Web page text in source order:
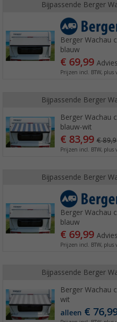
Bijpassende Berger
Berger Wachau
blauw
€ 69,99
Prijzen incl. BTW, plus
Bijpassende Berger
Berger Wachau
blauw-wit
€ 83,99€
Prijzen incl. BTW, plus
Bijpassende Berger
Berger Wachau
blauw
€ 69,99
Prijzen incl. BTW, plus
Bijpassende Berger
Berger Wachau
wit
alleen €